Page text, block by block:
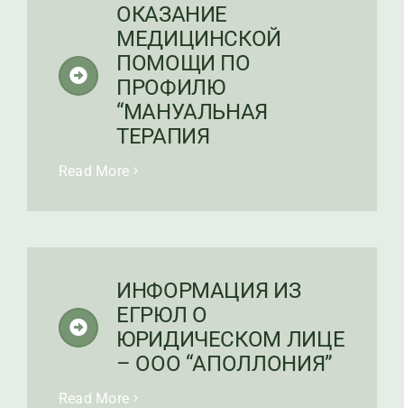
ОКАЗАНИЕ
МЕДИЦИНСКОЙ
ПОМОЩИ ПО
ПРОФИЛЮ
“МАНУАЛЬНАЯ
ТЕРАПИЯ
Read More
ИНФОРМАЦИЯ ИЗ
ЕГРЮЛ О
ЮРИДИЧЕСКОМ ЛИЦЕ
– ООО “АПОЛЛОНИЯ”
Read More